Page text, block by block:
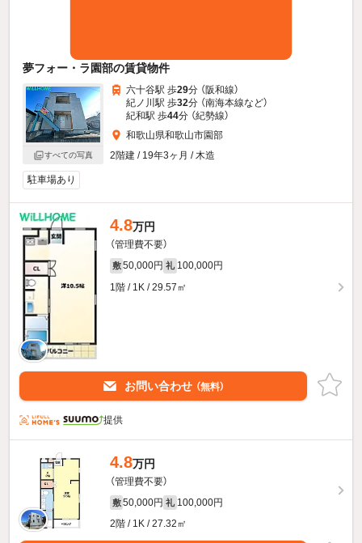
夢フォー・ラ園部の賃貸物件
すべての写真
六十谷駅 歩29分 （阪和線）
紀ノ川駅 歩32分 （南海本線など）
紀和駅 歩44分 （紀勢線）
和歌山県和歌山市園部
2階建 / 19年3ヶ月 / 木造
駐車場あり
4.8万円
（管理費不要）
敷 50,000円 礼 100,000円
1階 / 1K / 29.57㎡
お問い合わせ （無料）
提供
4.8万円
（管理費不要）
敷 50,000円 礼 100,000円
2階 / 1K / 27.32㎡